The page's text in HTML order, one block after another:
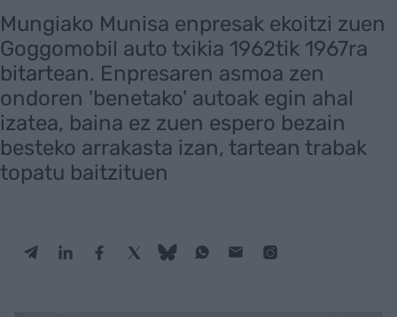
Mungiako Munisa enpresak ekoitzi zuen
Goggomobil auto txikia 1962tik 1967ra
bitartean. Enpresaren asmoa zen
ondoren 'benetako' autoak egin ahal
izatea, baina ez zuen espero bezain
besteko arrakasta izan, tartean trabak
topatu baitzituen